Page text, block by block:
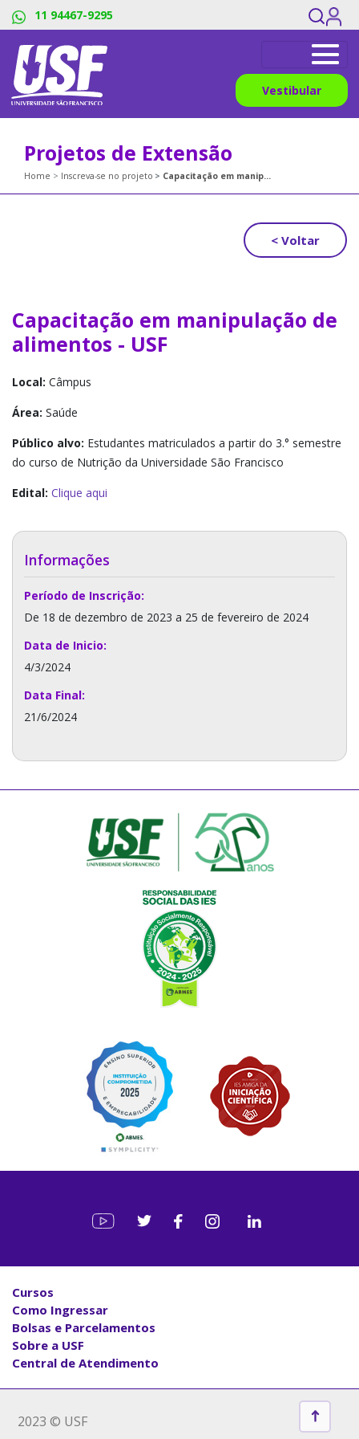
11 94467-9295
Vestibular
Projetos de Extensão
Home Inscreva-se no projeto Capacitação em manipulação de alimentos - USF
< Voltar
Capacitação em manipulação de
alimentos - USF
Local: Câmpus
Área: Saúde
Público alvo: Estudantes matriculados a partir do 3.° semestre
do curso de Nutrição da Universidade São Francisco
Edital: Clique aqui
Informações
Período de Inscrição:
De 18 de dezembro de 2023 a 25 de fevereiro de 2024
Data de Inicio:
4/3/2024
Data Final:
21/6/2024
Cursos
Como Ingressar
Bolsas e Parcelamentos
Sobre a USF
Central de Atendimento
2023 © USF